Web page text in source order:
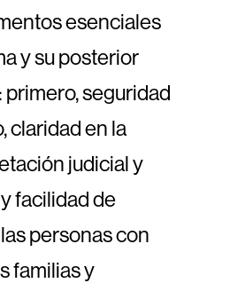
esenciales
y su posterior
seguridad
claridad en la
judicial y
facilidad de
personas con
familias y